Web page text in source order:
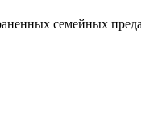
семейных